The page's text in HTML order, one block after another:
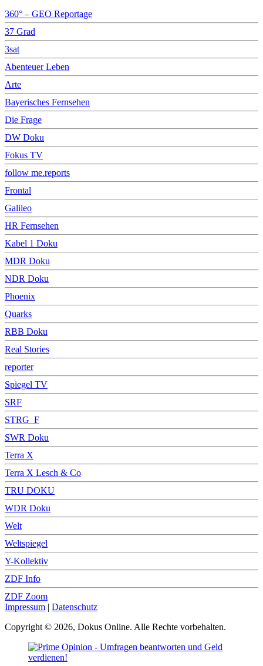
360° – GEO Reportage
37 Grad
3sat
Abenteuer Leben
Arte
Bayerisches Fernsehen
Die Frage
DW Doku
Fokus TV
follow me.reports
Frontal
Galileo
HR Fernsehen
Kabel 1 Doku
MDR Doku
NDR Doku
Phoenix
Quarks
RBB Doku
Real Stories
reporter
Spiegel TV
SRF
STRG_F
SWR Doku
Terra X
Terra X Lesch & Co
TRU DOKU
WDR Doku
Welt
Weltspiegel
Y-Kollektiv
ZDF Info
ZDF Zoom
Impressum | Datenschutz
Copyright © 2026, Dokus Online. Alle Rechte vorbehalten.